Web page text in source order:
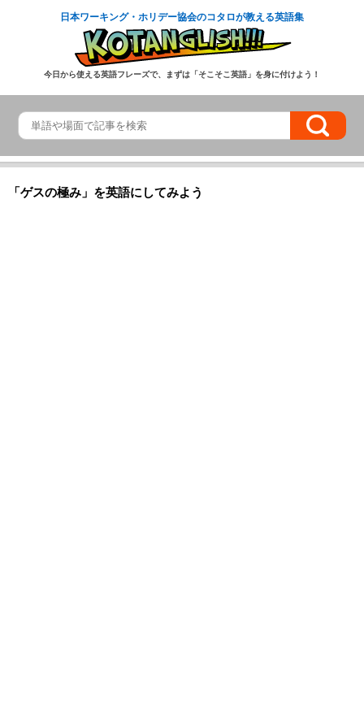
日本ワーキング・ホリデー協会のコタロが教える英語集
今日から使える英語フレーズで、まずは「そこそこ英語」を身に付けよう！
「ゲスの極み」を英語にしてみよう